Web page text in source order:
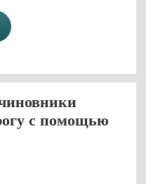
с помощью